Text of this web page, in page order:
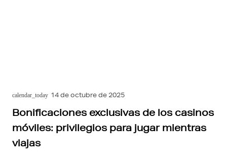
calendar_today 14 de octubre de 2025
Bonificaciones exclusivas de los casinos
móviles: privilegios para jugar mientras
viajas